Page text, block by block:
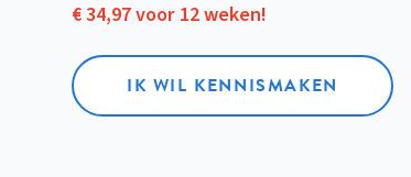
€ 34,97 voor 12 weken!
IK WIL KENNISMAKEN